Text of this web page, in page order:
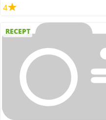
4
RECEPT